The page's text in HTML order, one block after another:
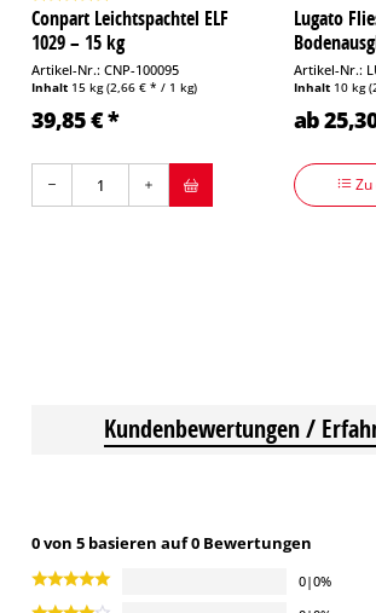
Conpart Leichtspachtel ELF
1029 – 15 kg
Artikel-Nr.: CNP-100095
Inhalt 15 kg(2,66 € * / 1 kg)
39,85 € *
Lugato
Artikel-Nr.:
Inhalt 10 kg
ab
Kundenbewertungen /
0 von 5 basieren auf 0 Bewertungen
0|0%